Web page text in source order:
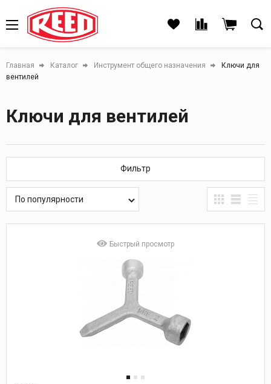
Главная Каталог Инструмент общего назначения
Ключи для
вентилей
Ключи для вентилей
Фильтр
По популярности
Быстрый просмотр